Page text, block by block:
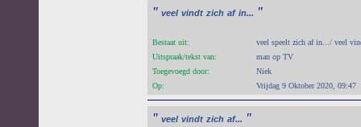
" veel vindt zich af in... "
Bestaat uit:
veel speelt zich af in.../ veel
Uitspraak/tekst van:
man op TV
Toegevoegd door:
Niek
Op:
Vrijdag 9 Oktober 2020, 09:47
" veel vindt zich af... "